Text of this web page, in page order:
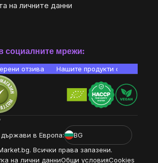
на личните данни
социалните мрежи:
отзива Нашите продукти са
в Европа:
BG
Всички права запазени.
на лични данниОбщи условияCookies